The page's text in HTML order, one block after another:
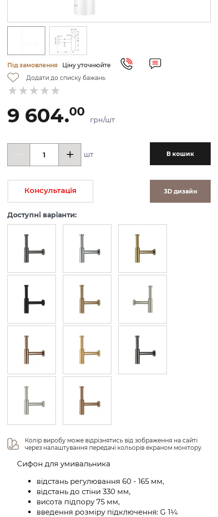
Під замовлення
Ціну уточнюйте
Додати до списку бажань
9 604.00
грн/шт
шт В кошик
Консультація 3D дизайн
Доступні варіанти:
Колір виробу може відрізнятись від зображення на сайті
через налаштування передачі кольорів екраном монітору.
Сифон для умивальника
відстань регулювання 60 - 165 мм,
відстань до стіни 330 мм,
висота підпору 75 мм,
введення розміру підключення: G 1¼